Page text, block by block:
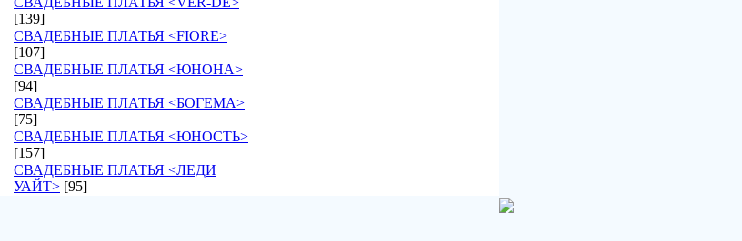
[139]
СВАДЕБНЫЕ ПЛАТЬЯ <FIORE>
[107]
СВАДЕБНЫЕ ПЛАТЬЯ <ЮНОНА>
[94]
СВАДЕБНЫЕ ПЛАТЬЯ <БОГЕМА>
[75]
СВАДЕБНЫЕ ПЛАТЬЯ <ЮНОСТЬ>
[157]
СВАДЕБНЫЕ ПЛАТЬЯ <ЛЕДИ
УАЙТ> [95]